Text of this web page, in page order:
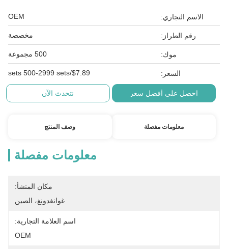
الاسم التجاري: OEM
رقم الطراز: مخصصة
موك: 500 مجموعة
السعر: $7.89/sets 500-2999 sets
احصل على أفضل سعر نتحدث الآن
معلومات مفصلة وصف المنتج
معلومات مفصلة
مكان المنشأ:
غوانغدونغ، الصين
اسم العلامة التجارية:
OEM